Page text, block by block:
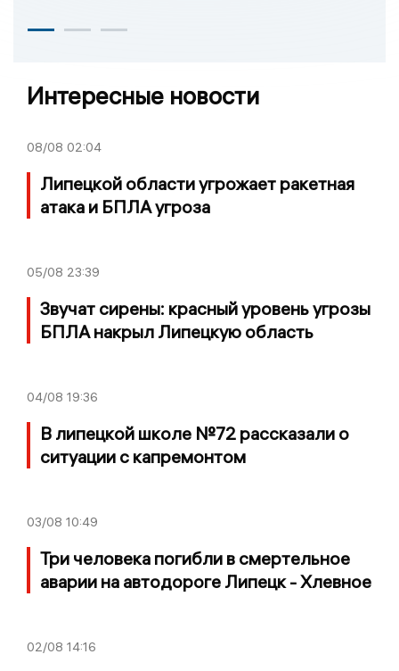
Интересные новости
08/08 02:04
Липецкой области угрожает ракетная
атака и БПЛА угроза
05/08 23:39
Звучат сирены: красный уровень угрозы
БПЛА накрыл Липецкую область
04/08 19:36
В липецкой школе №72 рассказали о
ситуации с капремонтом
03/08 10:49
Три человека погибли в смертельное
аварии на автодороге Липецк - Хлевное
02/08 14:16